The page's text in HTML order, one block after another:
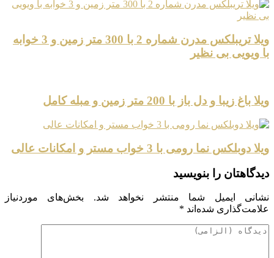
ویلا تریبلکس مدرن شماره 2 با 300 متر زمین و 3 خوابه
با ویویی بی نظیر
ویلا باغ زیبا و دل باز با 200 متر زمین و مبله کامل
ویلا دوبلکس نما رومی با 3 خواب مستر و امکانات عالی
دیدگاهتان را بنویسید
نشانی ایمیل شما منتشر نخواهد شد.
بخش‌های موردنیاز
علامت‌گذاری شده‌اند *